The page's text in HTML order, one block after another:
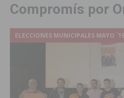
Compromís por
ELECCIONES MUNICIPALES MAYO